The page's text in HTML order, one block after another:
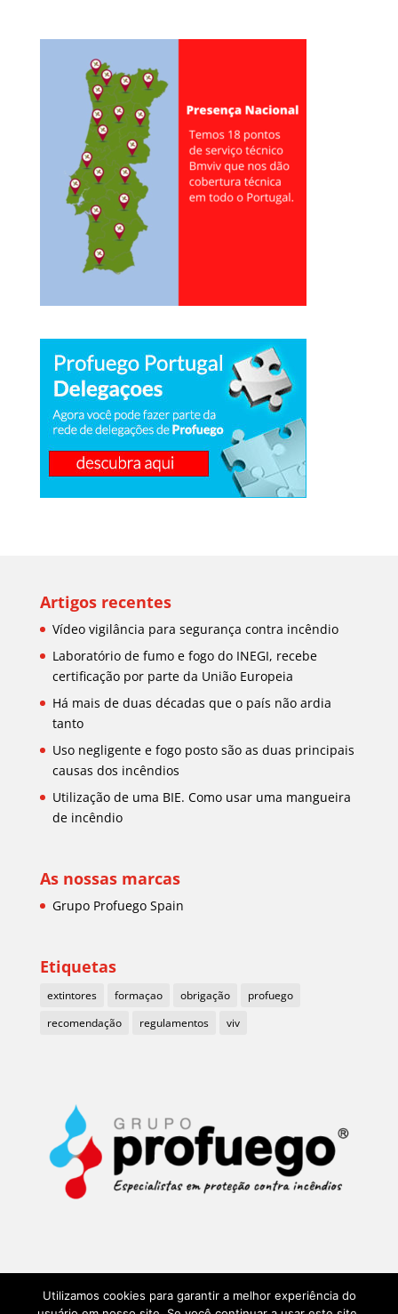
Artigos recentes
Vídeo vigilância para segurança contra incêndio
Laboratório de fumo e fogo do INEGI, recebe
certificação por parte da União Europeia
Há mais de duas décadas que o país não ardia
tanto
Uso negligente e fogo posto são as duas principais
causas dos incêndios
Utilização de uma BIE. Como usar uma mangueira
de incêndio
As nossas marcas
Grupo Profuego Spain
Etiquetas
extintores formaçao obrigação
profuego
recomendação
regulamentos viv
Utilizamos cookies para garantir a melhor experiência do